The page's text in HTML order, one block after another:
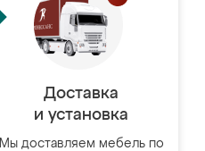
Доставка
и установка
Мы доставляем мебель по